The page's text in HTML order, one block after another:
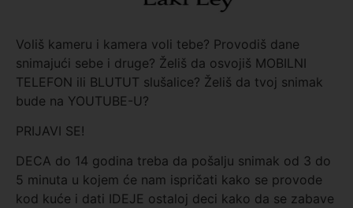
Voliš kameru i kamera voli tebe? Provodiš dane
snimajući sebe i druge? Želiš da osvojiš MOBILNI
TELEFON ili BLUTUT slušalice? Želiš da tvoj snimak
bude na YOUTUBE-U?
PRIJAVI SE!
DECA do 14 godina treba da pošalju snimak od 3 do
5 minuta u kojem će nam ispričati kako se provode
kod kuće i dati IDEJE ostaloj deci kako da se zabave